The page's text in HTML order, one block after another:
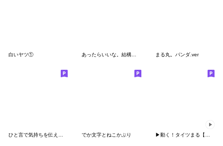
白いヤツ① まる丸。パンダ.ver
ひと言で気持ちを伝えるスタンプ 丸い子２ でか文字とねこかぶり ▶︎動く！タイツまる【ミルクティ】